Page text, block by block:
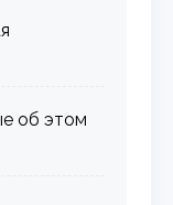
об этом